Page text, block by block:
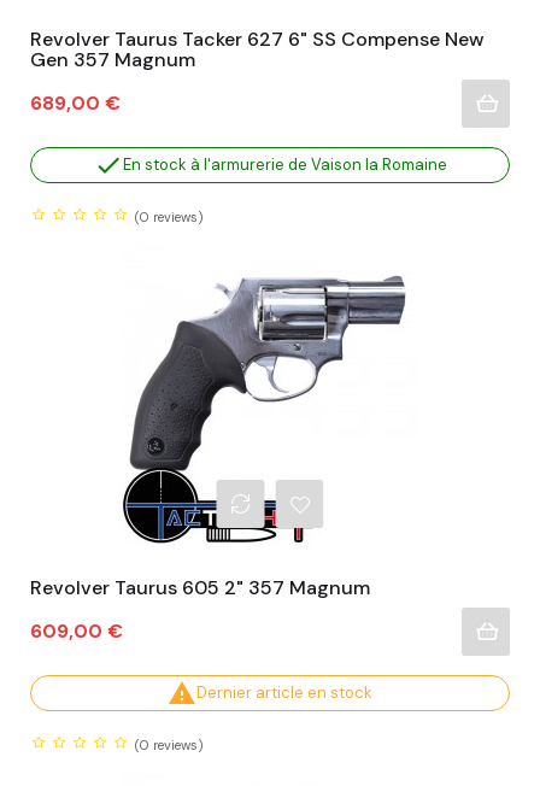
Revolver Taurus Tacker 627 6" SS Compense New
Gen 357 Magnum
Prix
689,00 €
En stock à l'armurerie de Vaison la Romaine
(0 reviews)
Revolver Taurus 605 2" 357 Magnum
Prix
609,00 €
Dernier article en stock
(0 reviews)